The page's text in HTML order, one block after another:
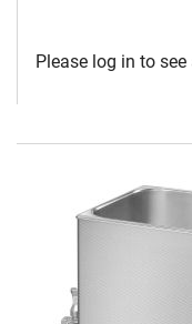
Please log in to